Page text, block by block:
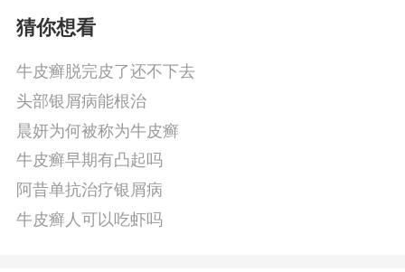
猜你想看
牛皮癣脱完皮了还不下去
头部银屑病能根治
晨妍为何被称为牛皮癣
牛皮癣早期有凸起吗
阿昔单抗治疗银屑病
牛皮癣人可以吃虾吗